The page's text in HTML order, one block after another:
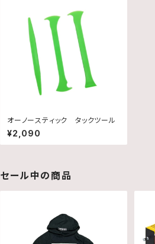
オーノースティック タックツール
¥2,090
セール中の商品